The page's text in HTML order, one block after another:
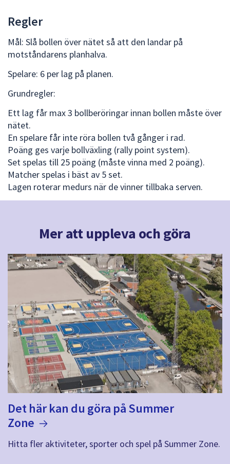
Regler
Mål: Slå bollen över nätet så att den landar på
motståndarens planhalva.
Spelare: 6 per lag på planen.
Grundregler:
Ett lag får max 3 bollberöringar innan bollen måste över
nätet.
En spelare får inte röra bollen två gånger i rad.
Poäng ges varje bollväxling (rally point system).
Set spelas till 25 poäng (måste vinna med 2 poäng).
Matcher spelas i bäst av 5 set.
Lagen roterar medurs när de vinner tillbaka serven.
Mer att uppleva och göra
Det här kan du göra på Summer
Zone
Hitta fler aktiviteter, sporter och spel på Summer Zone.